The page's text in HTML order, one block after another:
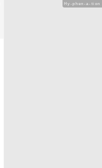
Hy-phen-a-tion